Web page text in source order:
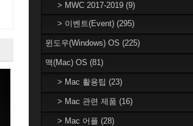
> MWC 2017-2019 (9)
> 이벤트(Event) (295)
윈도우(Windows) OS (225)
맥(Mac) OS (81)
> Mac 활용팁 (23)
> Mac 관련 제품 (16)
> Mac 어플 (28)